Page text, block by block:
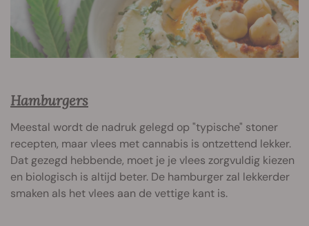
Hamburgers
Meestal wordt de nadruk gelegd op "typische" stoner
recepten, maar vlees met cannabis is ontzettend lekker.
Dat gezegd hebbende, moet je je vlees zorgvuldig kiezen
en biologisch is altijd beter. De hamburger zal lekkerder
smaken als het vlees aan de vettige kant is.